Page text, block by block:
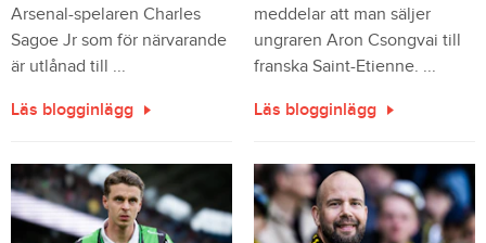
Arsenal-spelaren Charles
Sagoe Jr som för närvarande
är utlånad till ...
Läs blogginlägg
meddelar att man säljer
ungraren Aron Csongvai till
franska Saint-Etienne. ...
Läs blogginlägg